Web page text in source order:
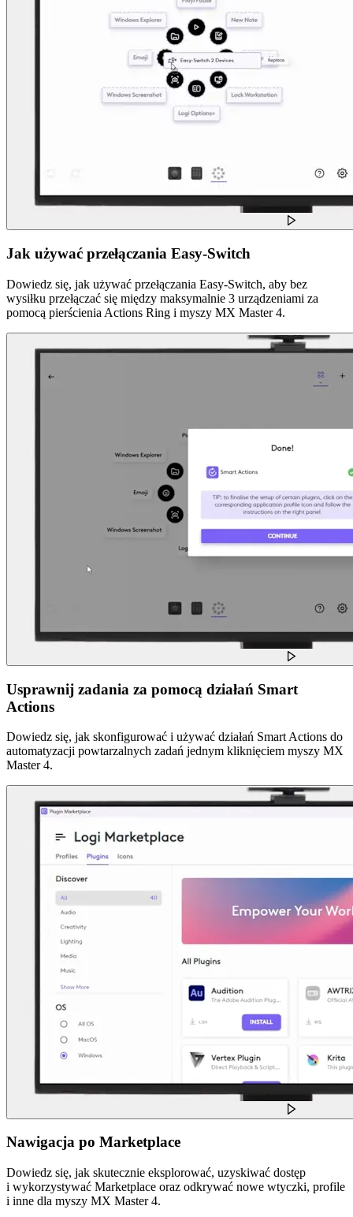
Jak używać przełączania Easy-Switch
Dowiedz się, jak używać przełączania Easy-Switch, aby bez
wysiłku przełączać się między maksymalnie 3 urządzeniami za
pomocą pierścienia Actions Ring i myszy MX Master 4.
Usprawnij zadania za pomocą działań Smart
Actions
Dowiedz się, jak skonfigurować i używać działań Smart Actions do
automatyzacji powtarzalnych zadań jednym kliknięciem myszy MX
Master 4.
Nawigacja po Marketplace
Dowiedz się, jak skutecznie eksplorować, uzyskiwać dostęp
i wykorzystywać Marketplace oraz odkrywać nowe wtyczki, profile
i inne dla myszy MX Master 4.